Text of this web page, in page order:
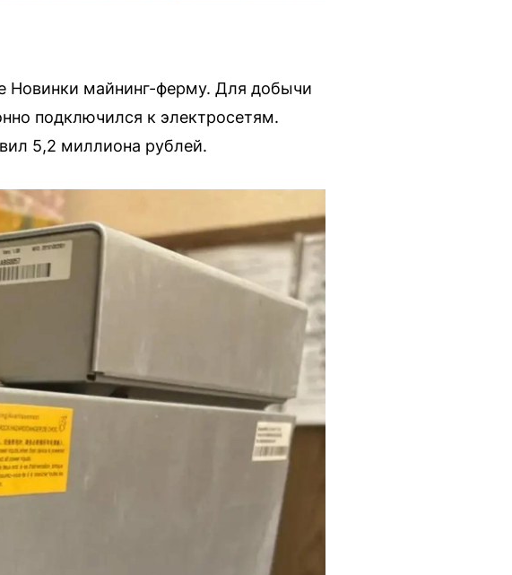
Новинки майнинг-ферму. Для добычи
подключился к электросетям.
5,2 миллиона рублей.